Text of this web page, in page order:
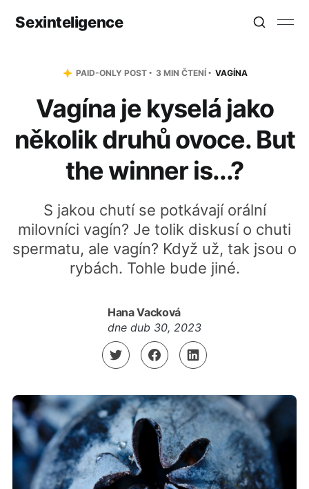
Sexinteligence
PAID-ONLY POST 3 MIN ČTENÍ VAGÍNA
Vagína je kyselá jako
několik druhů ovoce. But
the winner is...?
S jakou chutí se potkávají orální
milovníci vagín? Je tolik diskusí o chuti
spermatu, ale vagín? Když už, tak jsou o
rybách. Tohle bude jiné.
Hana Vacková
dne dub 30, 2023